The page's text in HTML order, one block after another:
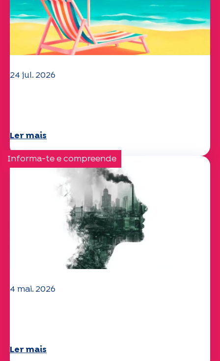
24 jul. 2026
Ler mais
Informa-te e compreende
4 mai. 2026
Ler mais